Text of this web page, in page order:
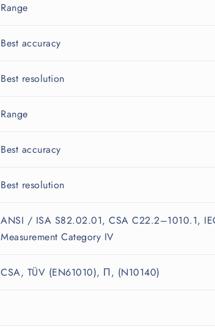
Range
Best accuracy
Best resolution
Range
Best accuracy
Best resolution
ANSI / ISA S82.02.01, CSA C22.2–1010.1,
Measurement Category IV
CSA, TÜV (EN61010), Π, (N10140)